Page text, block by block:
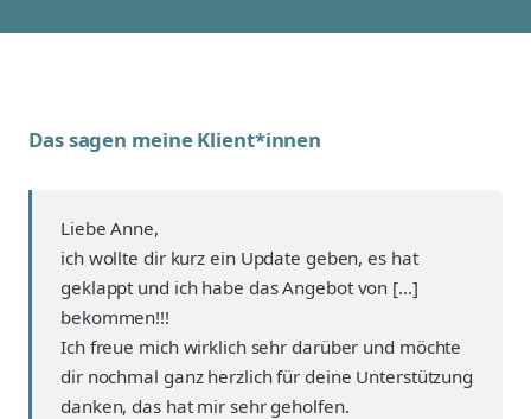
Das sagen meine Klient*innen
Liebe Anne,
ich wollte dir kurz ein Update geben, es hat
geklappt und ich habe das Angebot von […]
bekommen!!!
Ich freue mich wirklich sehr darüber und möchte
dir nochmal ganz herzlich für deine Unterstützung
danken, das hat mir sehr geholfen.